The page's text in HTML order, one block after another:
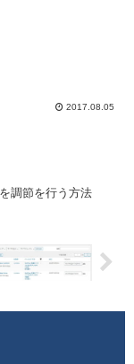
2017.08.05
調節を行う方法